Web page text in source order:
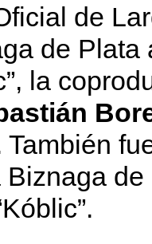
de
de Plata
la
También